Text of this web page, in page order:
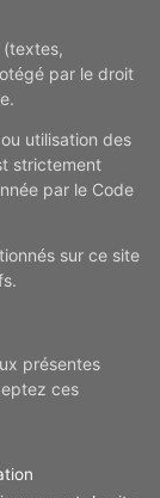
(textes,
par le droit
utilisation des
strictement
par le Code
sur ce site
présentes
ces